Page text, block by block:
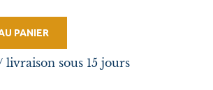
PANIER
sous 15 jours